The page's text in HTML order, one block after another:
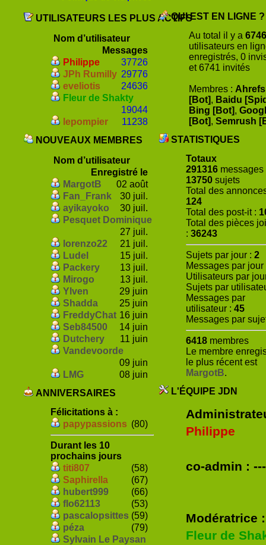
UTILISATEURS LES PLUS ACTIFS
Nom d’utilisateur
Messages
Philippe
37726
JPh Rumilly 29776
eveliotis
24636
Fleur de Shakty
19044
lepompier
11238
NOUVEAUX MEMBRES
Nom d’utilisateur
Enregistré le
MargotB
02 août
Fan_Frank
30 juil.
ayikayoko
30 juil.
Pesquet Dominique
27 juil.
lorenzo22
21 juil.
Ludel
15 juil.
Packery
13 juil.
Mirogo
13 juil.
Ylven
29 juin
Shadda
25 juin
FreddyChat 16 juin
Seb84500
14 juin
Dutchery
11 juin
Vandevoorde
09 juin
LMG
08 juin
ANNIVERSAIRES
Félicitations à :
papypassions (80)
Durant les 10
prochains jours
titi807
(58)
Saphirella
(67)
hubert999
(66)
flo62113
(53)
pascalopsittes (59)
péza
(79)
Sylvain Le Paysan
QUI EST EN LIGNE ?
Au total il y a
utilisateurs en
enregistrés, 0
et 6741 invités
Membres : Ahrefs
[Bot], Baidu
Bing [Bot],
[Bot],Semrush
STATISTIQUES
Totaux
291316 messages
13750 sujets
Total des
124
Total des post-it :
Total des pièces
:36243
Sujets par jour :2
Messages par
Utilisateurs par
Sujets par
Messages par
utilisateur :45
Messages par
6418 membres
Le membre
le plus récent est
MargotB.
L'ÉQUIPE JDN
Philippe
co-admin : ---
Modératrice :
Fleur de